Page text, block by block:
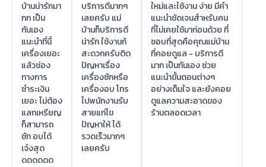
บ้านน่ารักมา
กก เป็น
กันเอง
แนะนำที่นี้
เครื่องเยอะ
แล้วช่อง
ทางการ
ชำระเงิน
เยอะ ไม่ต้อง
แลกเหรียญ
ก็สามารถ
ชัก อบได้
เจ๋งสุด
ดดดดดด
บริการดีมากๆ
เลยครับ แม่
บ้านก็บริการดี
น่ารัก ใช้งานก้
สะดวกครับติด
ปัญหาเรื่อง
เครื่องซักหรือ
เครื่องอบ โทร
ไปพนักงานรับ
สายแก่ไข
ปัญหาให้ ได้
รวดเร็วมากๆ
เลยครับ
ใหม่และใช้งาน ง่าย มีคำ
แนะนำชัดเจนสำหรับคน
ที่ไม่เคยใช้มาก่อนด้วย ที่
ชอบที่สุดคือคุณแม่บ้าน
ที่คอยดูแล - บริการดี
มาก เป็นกันเอง ช่วย
แนะนำขั้นตอนต่างๆ
อย่างเต็มใจ และยังคอย
ดูแลความสะอาดของ
ร้านตลอดเวลา